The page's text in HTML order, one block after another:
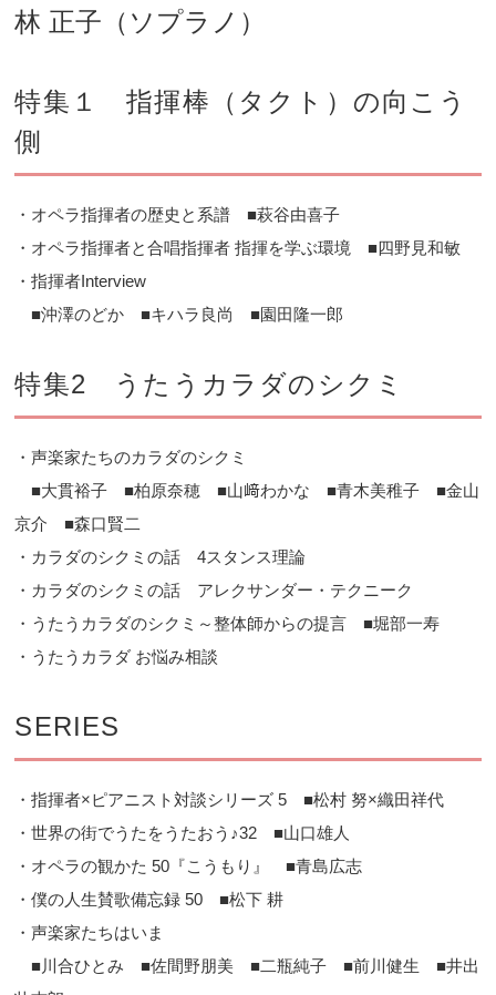
林 正子（ソプラノ）
特集１ 指揮棒（タクト）の向こう
側
・オペラ指揮者の歴史と系譜 ■萩谷由喜子
・オペラ指揮者と合唱指揮者 指揮を学ぶ環境 ■四野見和敏
・指揮者Interview
■沖澤のどか ■キハラ良尚 ■園田隆一郎
特集2 うたうカラダのシクミ
・声楽家たちのカラダのシクミ
■大貫裕子 ■柏原奈穂 ■山﨑わかな ■青木美稚子 ■金山
京介 ■森口賢二
・カラダのシクミの話 4スタンス理論
・カラダのシクミの話 アレクサンダー・テクニーク
・うたうカラダのシクミ～整体師からの提言 ■堀部一寿
・うたうカラダ お悩み相談
SERIES
・指揮者×ピアニスト対談シリーズ 5 ■松村 努×織田祥代
・世界の街でうたをうたおう♪32 ■山口雄人
・オペラの観かた 50『こうもり』 ■青島広志
・僕の人生賛歌備忘録 50 ■松下 耕
・声楽家たちはいま
■川合ひとみ ■佐間野朋美 ■二瓶純子 ■前川健生 ■井出